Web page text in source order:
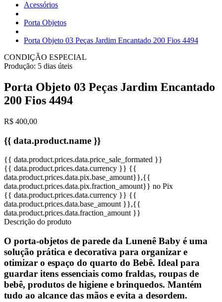
Acessórios
Porta Objetos
Porta Objeto 03 Peças Jardim Encantado 200 Fios 4494
CONDIÇÃO ESPECIAL
Produção: 5 dias úteis
Porta Objeto 03 Peças Jardim Encantado
200 Fios 4494
R$ 400,00
{{ data.product.name }}
{{ data.product.prices.data.price_sale_formated }}
{{ data.product.prices.data.currency }} {{
data.product.prices.data.pix.base_amount}},{{
data.product.prices.data.pix.fraction_amount}} no Pix
{{ data.product.prices.data.currency }} {{
data.product.prices.data.base_amount }},{{
data.product.prices.data.fraction_amount }}
Descrição do produto
O porta-objetos de parede da Lunenê Baby é uma
solução prática e decorativa para organizar e
otimizar o espaço do quarto do Bebê. Ideal para
guardar itens essenciais como fraldas, roupas de
bebê, produtos de higiene e brinquedos. Mantém
tudo ao alcance das mãos e evita a desordem.